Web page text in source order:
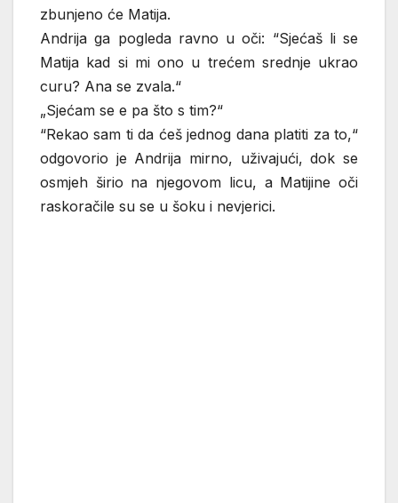
zbunjeno će Matija.
Andrija ga pogleda ravno u oči: “Sjećaš li se
Matija kad si mi ono u trećem srednje ukrao
curu? Ana se zvala.“
„Sjećam se e pa što s tim?“
“Rekao sam ti da ćeš jednog dana platiti za to,“
odgovorio je Andrija mirno, uživajući, dok se
osmjeh širio na njegovom licu, a Matijine oči
raskoračile su se u šoku i nevjerici.